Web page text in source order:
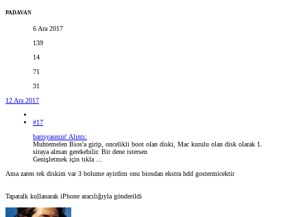
PADAVAN
6 Ara 2017
139
14
71
31
12 Ara 2017
#17
barisyasmin' Alıntı:
Muhtemelen Bios'a girip, oncelikli boot olan diski, Mac kurulu olan disk olarak 1.
siraya alman gerekebilir. Bir dene istersen
Genişletmek için tıkla ...
Ama zaten tek diskim var 3 bolume ayirdim onu biosdan ekstra hdd gostermicektir
Tapatalk kullanarak iPhone aracılığıyla gönderildi